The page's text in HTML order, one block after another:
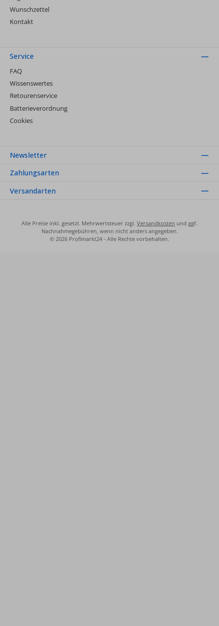
Wunschzettel
Kontakt
Service
FAQ
Wissenswertes
Retourenservice
Batterieverordnung
Cookies
Newsletter
Zahlungsarten
Versandarten
Alle Preise inkl. gesetzl. Mehrwertsteuer zzgl. Versandkosten und ggf.
Nachnahmegebühren, wenn nicht anders angegeben.
© 2026 Profimarkt24 - Alle Rechte vorbehalten.